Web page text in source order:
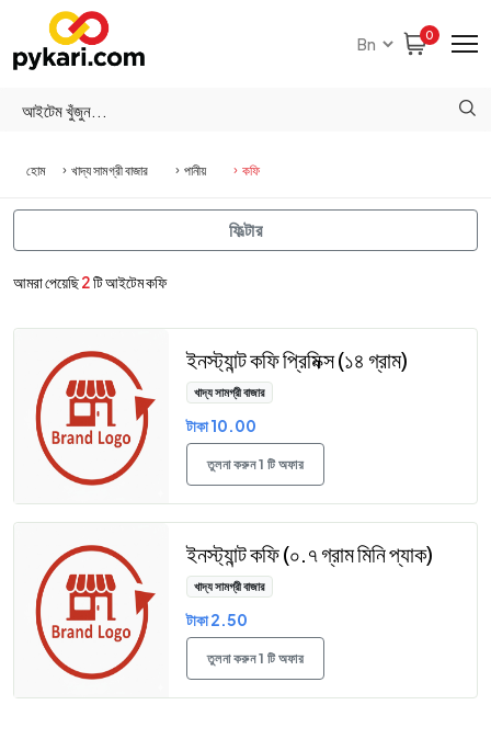
0
হোম খাদ্য সামগ্রী বাজার পানীয় কফি
আমরা পেয়েছি2টি আইটেম কফি
ইনস্ট্যান্ট কফি প্রিমিক্স (১৪ গ্রাম)
খাদ্য সামগ্রী বাজার
টাকা 10.00
তুলনা করুন 1 টি অফার
ইনস্ট্যান্ট কফি (০.৭ গ্রাম মিনি প্যাক)
খাদ্য সামগ্রী বাজার
টাকা 2.50
তুলনা করুন 1 টি অফার
ফিল্টার